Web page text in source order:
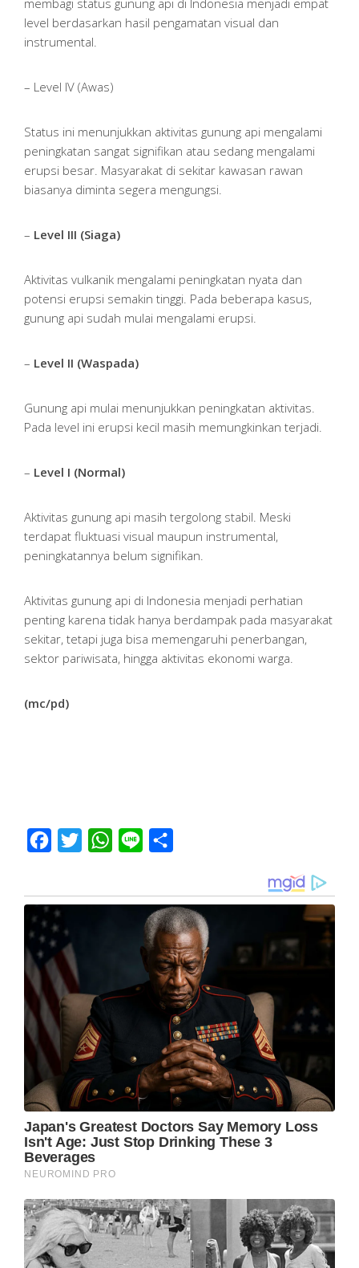
level berdasarkan hasil pengamatan visual dan
instrumental.
– Level IV (Awas)
Status ini menunjukkan aktivitas gunung api mengalami
peningkatan sangat signifikan atau sedang mengalami
erupsi besar. Masyarakat di sekitar kawasan rawan
biasanya diminta segera mengungsi.
– Level III (Siaga)
Aktivitas vulkanik mengalami peningkatan nyata dan
potensi erupsi semakin tinggi. Pada beberapa kasus,
gunung api sudah mulai mengalami erupsi.
– Level II (Waspada)
Gunung api mulai menunjukkan peningkatan aktivitas.
Pada level ini erupsi kecil masih memungkinkan terjadi.
– Level I (Normal)
Aktivitas gunung api masih tergolong stabil. Meski
terdapat fluktuasi visual maupun instrumental,
peningkatannya belum signifikan.
Aktivitas gunung api di Indonesia menjadi perhatian
penting karena tidak hanya berdampak pada masyarakat
sekitar, tetapi juga bisa memengaruhi penerbangan,
sektor pariwisata, hingga aktivitas ekonomi warga.
(mc/pd)
Facebook
Twitter WhatsApp
Line